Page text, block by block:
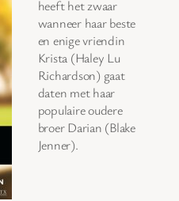
heeft het zwaar
wanneer haar beste
en enige vriendin
Krista (Haley Lu
Richardson) gaat
daten met haar
populaire oudere
broer Darian (Blake
Jenner).